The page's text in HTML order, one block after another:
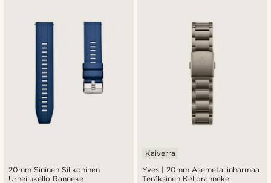
20mm Sininen Silikoninen
Urheilukello Ranneke
Yves | 20mm Asemetallinharmaa
Teräksinen Kelloranneke
Kaiverra